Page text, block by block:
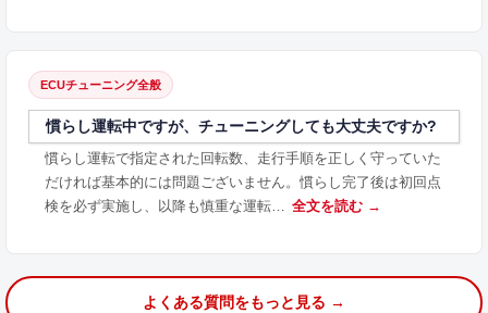
ECUチューニング全般
慣らし運転中ですが、チューニングしても大丈夫ですか?
慣らし運転で指定された回転数、走行手順を正しく守っていた
だければ基本的には問題ございません。慣らし完了後は初回点
検を必ず実施し、以降も慎重な運転… 全文を読む →
よくある質問をもっと見る →